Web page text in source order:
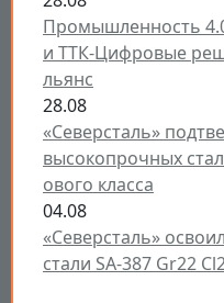
Промышленность
и ТТК-Цифровые
льянс
28.08
«Северсталь»
высокопрочных
ового класса
04.08
«Северсталь»
стали SA-387 Gr22